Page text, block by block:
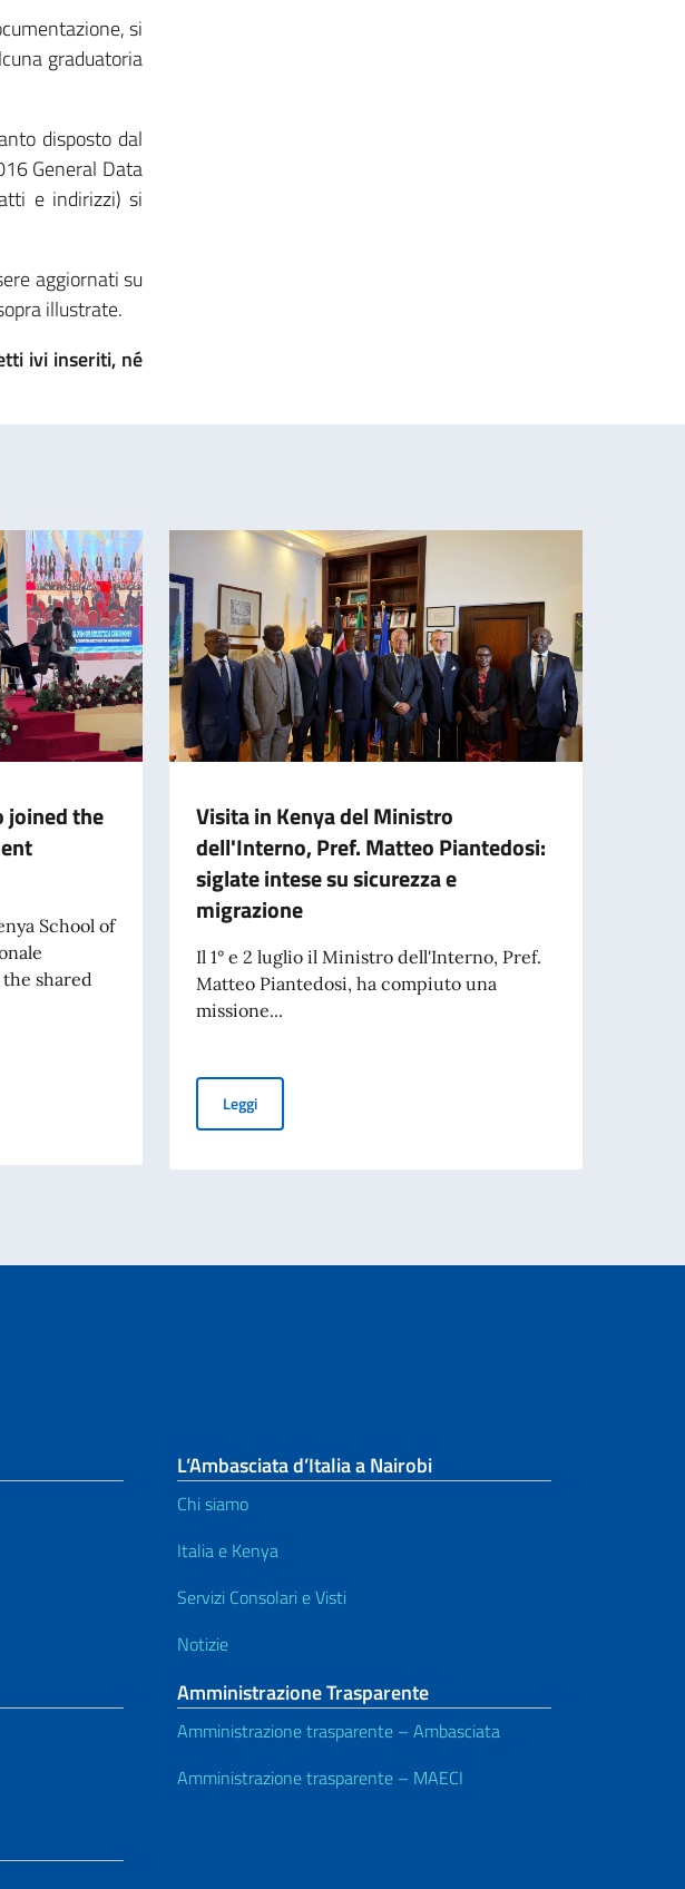
si
graduatoria
disposto dal
General Data
e indirizzi) si
aggiornati su
illustrate.
ivi inseriti, né
joined the
School of
shared
the Kenya School of Government centenary celebrations.
Visita in Kenya del Ministro
dell'Interno, Pref. Matteo Piantedosi:
siglate intese su sicurezza e
migrazione
Il 1° e 2 luglio il Ministro dell'Interno, Pref.
Matteo Piantedosi, ha compiuto una
missione...
LeggiVisita in Kenya del Ministro dell'Interno, Pref. Matteo
L’Ambasciata d’Italia a Nairobi
Chi siamo
Italia e Kenya
Servizi Consolari e Visti
Notizie
Amministrazione Trasparente
Amministrazione trasparente – Ambasciata
Amministrazione trasparente – MAECI